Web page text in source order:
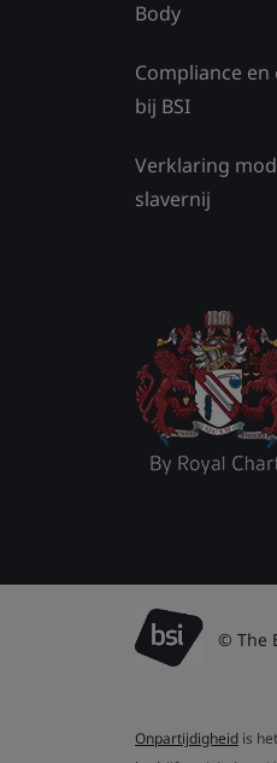
Body
Compliance en
bij BSI
Verklaring
slavernij
© The
Onpartijdigheid is